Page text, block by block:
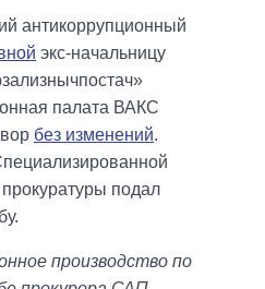
антикоррупционный
экс-начальницу
палата ВАКС
без изменений.
подал
производство по